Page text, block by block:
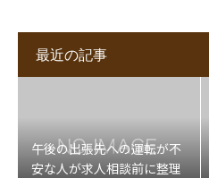
最近の記事
午後の出張先への運転が不
安な人が求人相談前に整理